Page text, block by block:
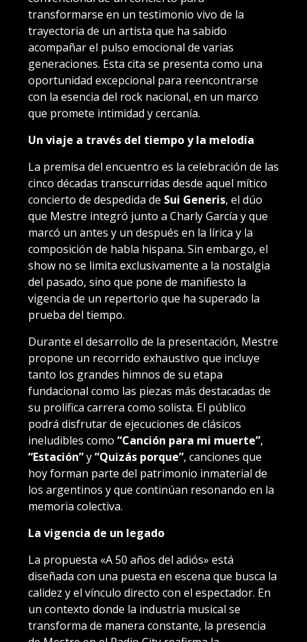
transformarse en un testimonio vivo de la
trayectoria de un artista que ha sabido
acompañar el pulso emocional de varias
generaciones. Esta cita se presenta como una
oportunidad excepcional para reencontrarse
con la esencia del rock nacional, en un marco
que promete intimidad y cercanía.
Un viaje a través del tiempo y la melodía
La premisa del encuentro es la celebración de las
cinco décadas transcurridas desde aquel mítico
concierto de despedida de Sui Generis, el dúo
que Mestre integró junto a Charly García y que
marcó un antes y un después en la lírica y la
composición de habla hispana. Sin embargo, el
show no se limita exclusivamente a la nostalgia
del pasado, sino que pone de manifiesto la
vigencia de un repertorio que ha superado la
prueba del tiempo.
Durante el desarrollo de la presentación, Mestre
propone un recorrido exhaustivo que incluye
tanto los grandes himnos de su etapa
fundacional como las piezas más destacadas de
su prolífica carrera como solista. El público
podrá disfrutar de ejecuciones de clásicos
ineludibles como “Canción para mi muerte”,
“Estación”y“Quizás porque”, canciones que
hoy forman parte del patrimonio inmaterial de
los argentinos y que continúan resonando en la
memoria colectiva.
La vigencia de un legado
La propuesta «A 50 años del adiós» está
diseñada con una puesta en escena que busca la
calidez y el vínculo directo con el espectador. En
un contexto donde la industria musical se
transforma de manera constante, la presencia